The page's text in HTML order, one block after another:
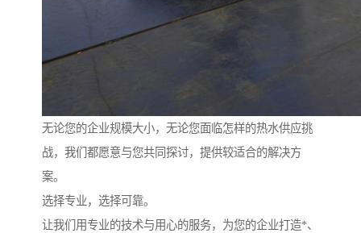
无论您的企业规模大小，无论您面临怎样的热水供应挑
战，我们都愿意与您共同探讨，提供较适合的解决方
案。
选择专业，选择可靠。
让我们用专业的技术与用心的服务，为您的企业打造*、